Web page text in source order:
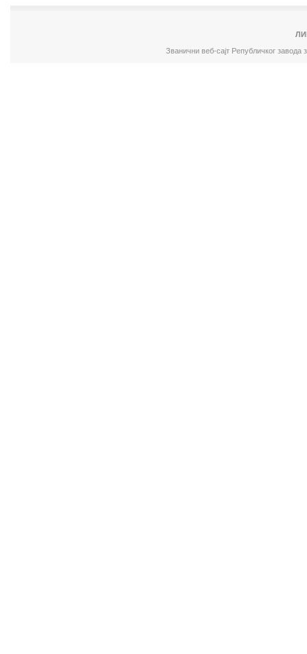
Званични веб-сајт Републичког